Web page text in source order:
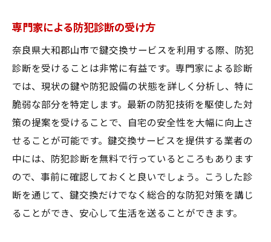
専門家による防犯診断の受け方
奈良県大和郡山市で鍵交換サービスを利用する際、防犯
診断を受けることは非常に有益です。専門家による診断
では、現状の鍵や防犯設備の状態を詳しく分析し、特に
脆弱な部分を特定します。最新の防犯技術を駆使した対
策の提案を受けることで、自宅の安全性を大幅に向上さ
せることが可能です。鍵交換サービスを提供する業者の
中には、防犯診断を無料で行っているところもあります
ので、事前に確認しておくと良いでしょう。こうした診
断を通じて、鍵交換だけでなく総合的な防犯対策を講じ
ることができ、安心して生活を送ることができます。